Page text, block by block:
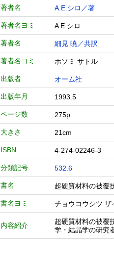
著者名 A.E.シロ／著
著者名ヨミ A E シロ
著者名 細見 暁／共訳
著者名ヨミ ホソミ サトル
出版者 オーム社
出版年月 1993.5
ページ数 275p
大きさ 21cm
ISBN 4-274-02246-3
分類記号 532.6
書名 超硬質材料の被覆
書名ヨミ チョウコウシツ ザ
内容紹介
超硬質材料の被覆
学・結晶学の研究